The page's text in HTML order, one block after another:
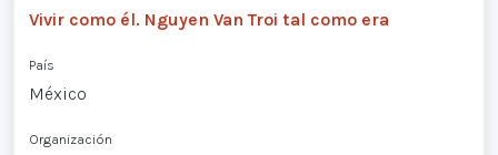
Vivir como él. Nguyen Van Troi tal como era
País
México
Organización